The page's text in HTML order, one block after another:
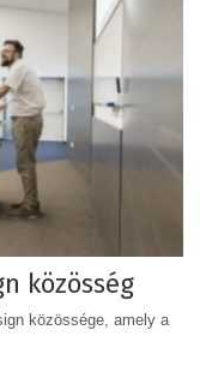
közösség
közössége, amely a